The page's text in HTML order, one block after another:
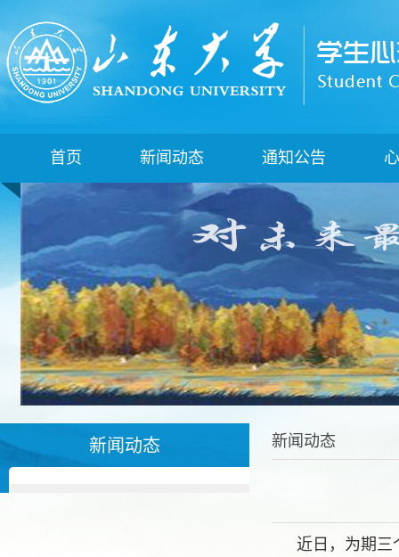
首页 新闻动态 通知公告
新闻动态 新闻动态
近日，为期三